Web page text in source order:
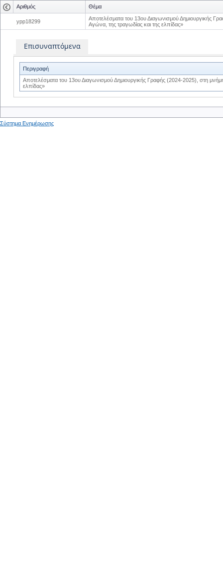
Αριθμός Θέμα
ypp18299
Αποτελέσματα του 13ου Διαγωνισμού Δημιουργικής
Αγώνα, της τραγωδίας και της ελπίδας»
Επισυναπτόμενα
Περιγραφή
Αποτελέσματα του 13ου Διαγωνισμού Δημιουργικής Γραφής (2024-2025), στη
ελπίδας»
Σύστημα Ενημέρωσης